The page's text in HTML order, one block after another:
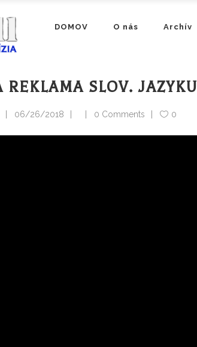
DOMOV O nás Archív
REKLAMA SLOV. JAZYKU
06/26/2018 0 Comments 0